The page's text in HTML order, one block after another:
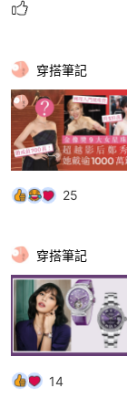
穿搭筆記
25
穿搭筆記
14